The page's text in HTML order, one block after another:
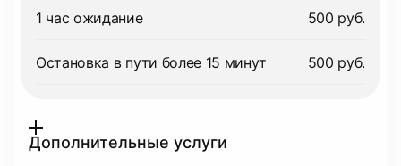
1 час ожидание 500 руб.
Остановка в пути более 15 минут 500 руб.
Дополнительные услуги